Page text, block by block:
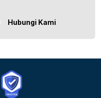
Hubungi Kami